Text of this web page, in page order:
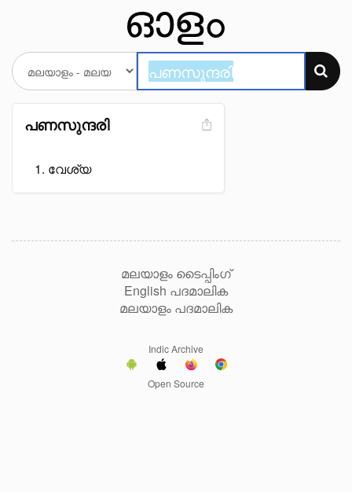
പണസുന്ദരി
വേശ്യ
മലയാളം ടൈപ്പിംഗ്
English പദമാലിക
മലയാളം പദമാലിക
Indic Archive
Open Source